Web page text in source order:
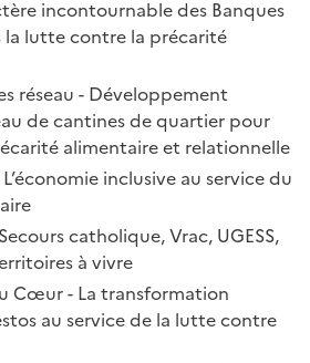
incontournable des Banques
la lutte contre la précarité
réseau - Développement
de cantines de quartier pour
alimentaire et relationnelle
inclusive au service du
catholique, Vrac, UGESS,
à vivre
Cœur - La transformation
au service de la lutte contre